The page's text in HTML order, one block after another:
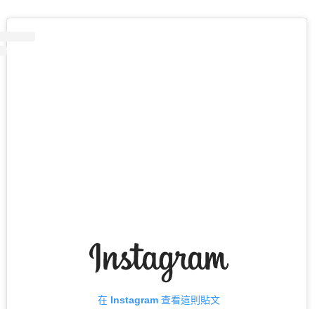
在 Instagram 查看這則貼文